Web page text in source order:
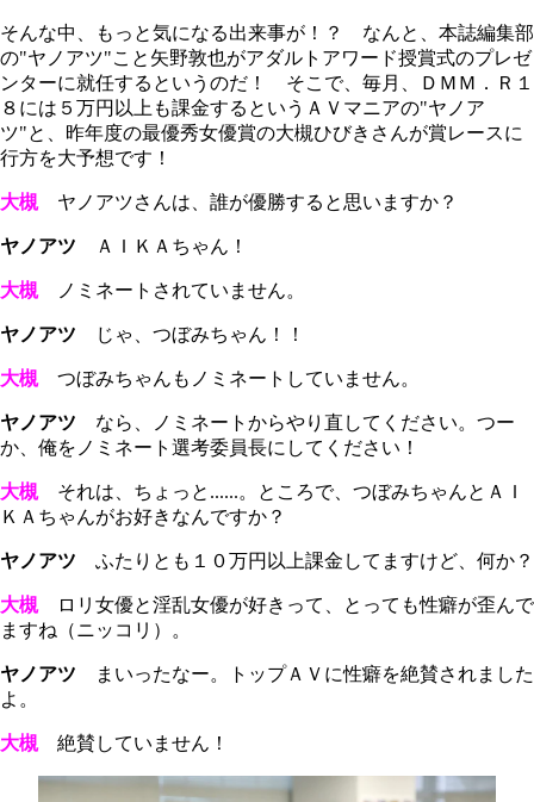
そんな中、もっと気になる出来事が！？ なんと、本誌編集部
の"ヤノアツ"こと矢野敦也がアダルトアワード授賞式のプレゼ
ンターに就任するというのだ！ そこで、毎月、ＤＭＭ．Ｒ１
８には５万円以上も課金するというＡＶマニアの"ヤノア
ツ"と、昨年度の最優秀女優賞の大槻ひびきさんが賞レースに
行方を大予想です！
大槻ヤノアツさんは、誰が優勝すると思いますか？
ヤノアツ ＡＩＫＡちゃん！
大槻ノミネートされていません。
ヤノアツ じゃ、つぼみちゃん！！
大槻つぼみちゃんもノミネートしていません。
ヤノアツ なら、ノミネートからやり直してください。つー
か、俺をノミネート選考委員長にしてください！
大槻それは、ちょっと......。ところで、つぼみちゃんとＡＩ
ＫＡちゃんがお好きなんですか？
ヤノアツ ふたりとも１０万円以上課金してますけど、何か？
大槻ロリ女優と淫乱女優が好きって、とっても性癖が歪んで
ますね（ニッコリ）。
ヤノアツ まいったなー。トップＡＶに性癖を絶賛されました
よ。
大槻絶賛していません！